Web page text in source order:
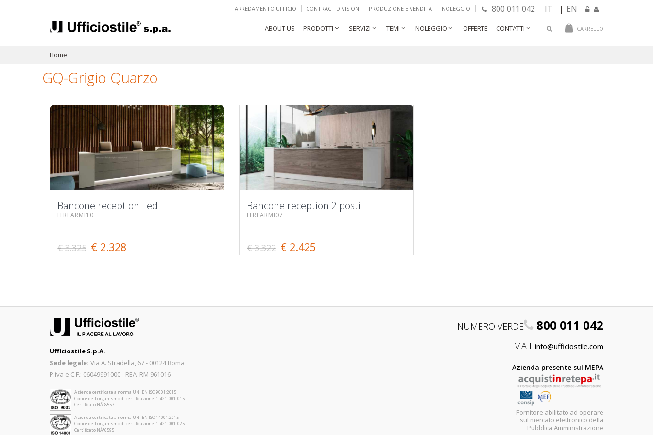
ARREDAMENTO UFFICIO CONTRACT DIVISION PRODUZIONE E VENDITA NOLEGGIO 800 011 042 IT | EN
CARRELLO
ABOUT US PRODOTTI SERVIZI TEMI NOLEGGIO OFFERTE CONTATTI
Home
GQ-Grigio Quarzo
Bancone reception Led
ITREARMI10
€ 3.325 € 2.328
Bancone reception 2 posti
ITREARMI07
€ 3.322 € 2.425
Ufficiostile S.p.A.
Sede legale: Via A. Stradella, 67 - 00124 Roma
P.iva e C.F.: 06049991000 - REA: RM 961016
Azienda certificata a norma UNI EN ISO 9001:2015
Codice dell'organismo di certificazione: 1-421-001-015
Certificato NÂ°8557
Azienda certificata a norma UNI EN ISO 14001:2015
Codice dell'organismo di certificazione: 1-421-001-025
Certificato NÂ°6595
NUMERO VERDE 800 011 042
EMAIL:info@ufficiostile.com
Azienda presente sul MEPA
Fornitore abilitato ad operare
sul mercato elettronico della
Pubblica Amministrazione